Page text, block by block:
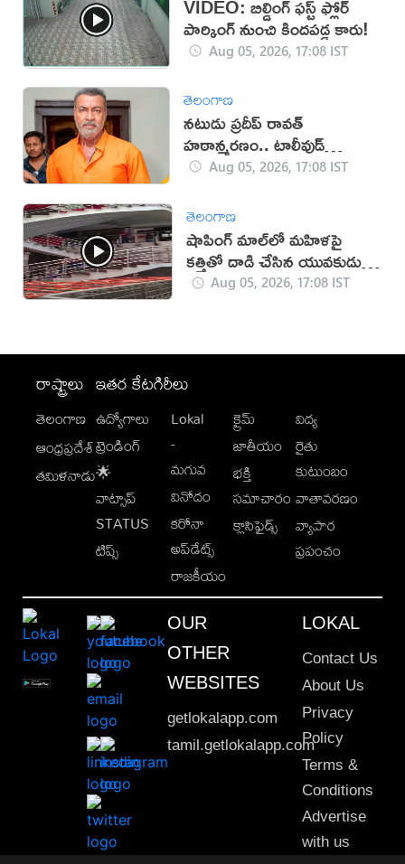
VIDEO: బిల్డింగ్ ఫస్ట్ ఫ్లోర్
పార్కింగ్ నుంచి కిందపడ్డ కారు!
Aug 05, 2026, 17:08 IST
తెలంగాణ
నటుడు ప్రదీప్ రావత్
హఠాన్మరణం.. టాలీవుడ్
స్పందనపై విమర్శలు
Aug 05, 2026, 17:08 IST
తెలంగాణ
షాపింగ్ మాల్‌లో మహిళపై
కత్తితో దాడి చేసిన యువకుడు
(వీడియో)
Aug 05, 2026, 17:08 IST
రాష్ట్రాలు
తెలంగాణ
ఆంధ్రప్రదేశ్
తమిళనాడు
ఇతర కేటగిరీలు
ఉద్యోగాలు
ట్రెండింగ్
🌟
వాట్సాప్
STATUS
టిప్స్
Lokal
-
మగువ
వినోదం
కరోనా
అప్‌డేట్స్
రాజకీయం
క్రైమ్
జాతీయం
భక్తి
సమాచారం
క్లాసిఫైడ్స్
విద్య
రైతు
కుటుంబం
వాతావరణం
వ్యాపార
ప్రపంచం
OUR
OTHER
WEBSITES
getlokalapp.com
tamil.getlokalapp.com
LOKAL
Contact Us
About Us
Privacy
Policy
Terms &
Conditions
Advertise
with us